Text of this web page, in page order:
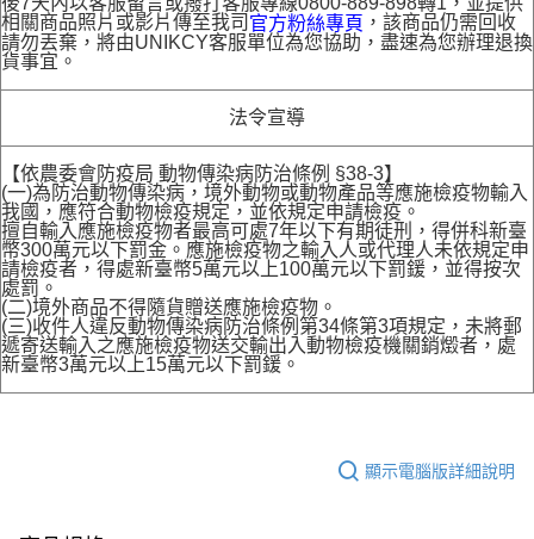
相關商品照片或影片傳至我司 官方粉絲專頁 ，該商品仍需回收
請勿丟棄，將由UNIKCY客服單位為您協助，盡速為您辦理退換
貨事宜。
法令宣導
【依農委會防疫局 動物傳染病防治條例 §38-3】
(一)為防治動物傳染病，境外動物或動物產品等應施檢疫物輸入
我國，應符合動物檢疫規定，並依規定申請檢疫。
擅自輸入應施檢疫物者最高可處7年以下有期徒刑，得併科新臺
幣300萬元以下罰金。應施檢疫物之輸入人或代理人未依規定申
請檢疫者，得處新臺幣5萬元以上100萬元以下罰鍰，並得按次
處罰。
(二)境外商品不得隨貨贈送應施檢疫物。
(三)收件人違反動物傳染病防治條例第34條第3項規定，未將郵
遞寄送輸入之應施檢疫物送交輸出入動物檢疫機關銷燬者，處
新臺幣3萬元以上15萬元以下罰鍰。
顯示電腦版詳細說明